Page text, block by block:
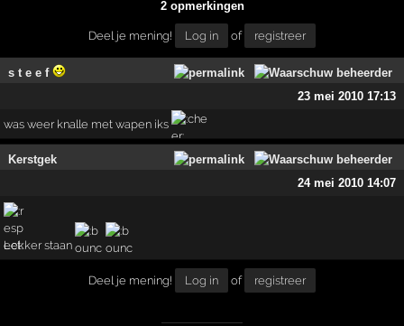
2 opmerkingen
Deel je mening! Log in of registreer
s t e e f
23 mei 2010 17:13
was weer knalle met wapen iks
Kerstgek
24 mei 2010 14:07
Lekker staan
Deel je mening! Log in of registreer